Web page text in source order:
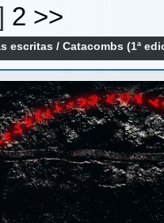
2 >>
escritas /Catacombs (1ª